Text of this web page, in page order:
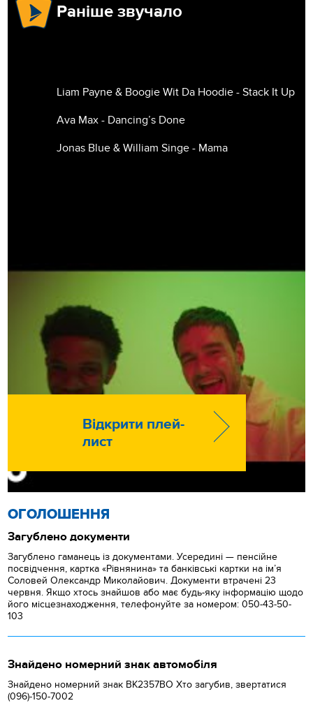
Раніше звучало
Liam Payne & Boogie Wit Da Hoodie - Stack It Up
Ava Max - Dancing’s Done
Jonas Blue & William Singe - Mama
Відкрити плей-
лист
ОГОЛОШЕННЯ
Загублено документи
Загублено гаманець із документами. Усередині — пенсійне
посвідчення, картка «Рівнянина» та банківські картки на ім’я
Соловей Олександр Миколайович. Документи втрачені 23
червня. Якщо хтось знайшов або має будь-яку інформацію щодо
його місцезнаходження, телефонуйте за номером: 050-43-50-
103
Знайдено номерний знак автомобіля
Знайдено номерний знак ВК2357ВО Хто загубив, звертатися
(096)-150-7002